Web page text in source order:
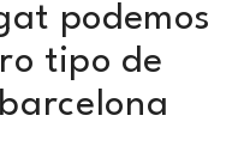
podemos
tipo de